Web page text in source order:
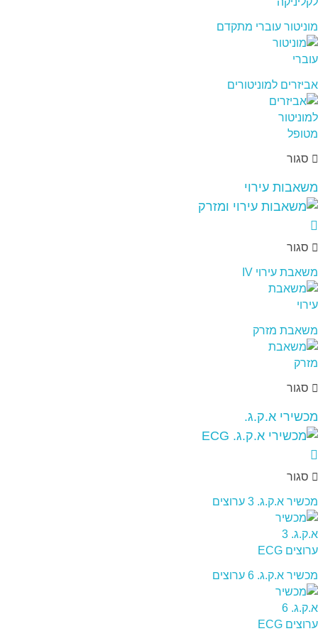
מוניטור עוברי מתקדם
אביזרים למוניטורים
סגור
משאבות עירוי
סגור
משאבת עירוי IV
משאבת מזרק
סגור
מכשירי א.ק.ג.
סגור
מכשיר א.ק.ג. 3 ערוצים
מכשיר א.ק.ג. 6 ערוצים